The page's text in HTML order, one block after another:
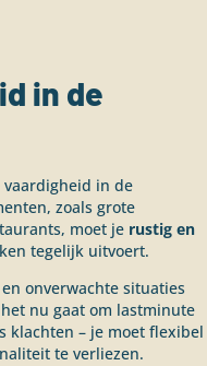
in de
in de
zoals grote
moet je rustig en
tegelijk uitvoert.
onverwachte situaties
nu gaat om lastminute
klachten – je moet flexibel
te verliezen.